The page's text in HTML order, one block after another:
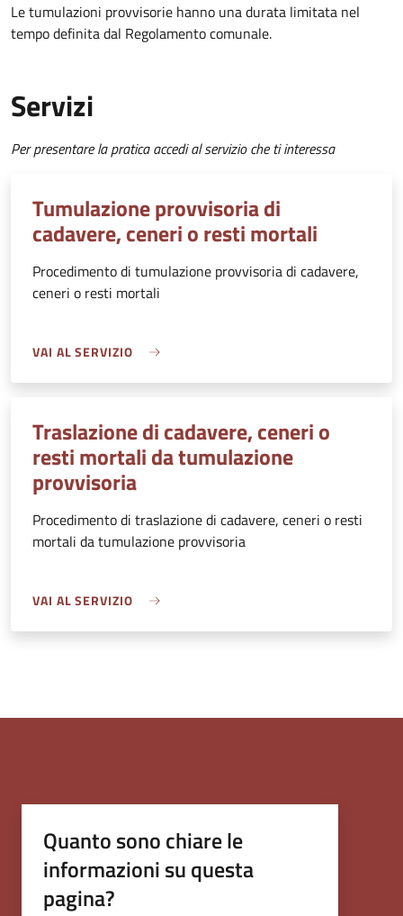
Le tumulazioni provvisorie hanno una durata limitata nel
tempo definita dal Regolamento comunale.
Servizi
Per presentare la pratica accedi al servizio che ti interessa
Tumulazione provvisoria di
cadavere, ceneri o resti mortali
Procedimento di tumulazione provvisoria di cadavere,
ceneri o resti mortali
VAI AL SERVIZIO
Traslazione di cadavere, ceneri o
resti mortali da tumulazione
provvisoria
Procedimento di traslazione di cadavere, ceneri o resti
mortali da tumulazione provvisoria
VAI AL SERVIZIO
Quanto sono chiare le
informazioni su questa
pagina?